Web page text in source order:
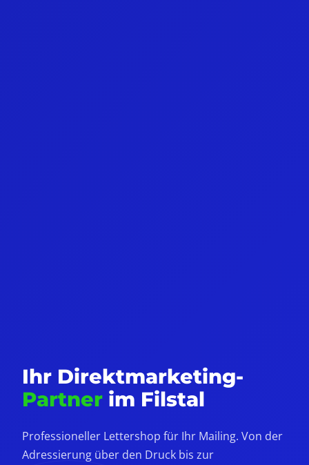
Ihr Direktmarketing-
Partner im Filstal
Professioneller Lettershop für Ihr Mailing. Von der
Adressierung über den Druck bis zur